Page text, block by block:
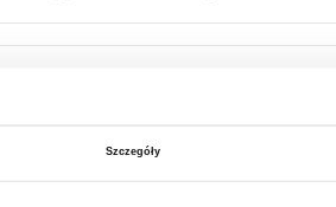
Szczegóły